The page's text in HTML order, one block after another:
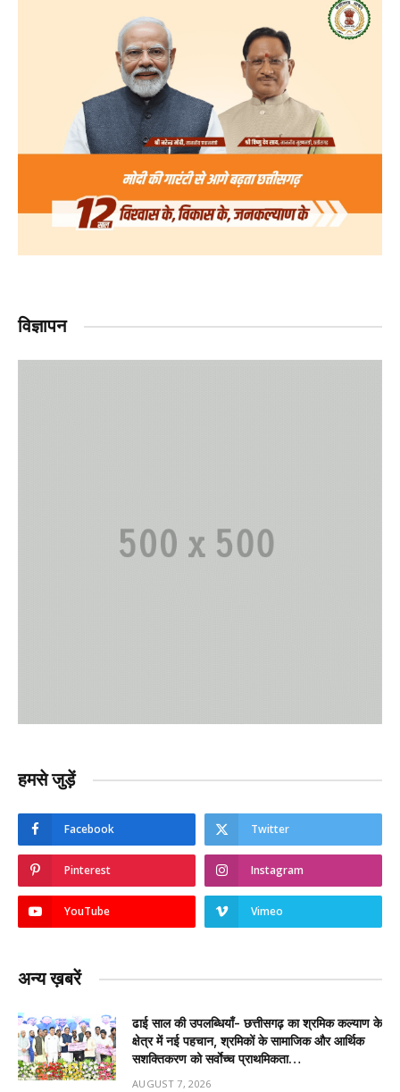
विज्ञापन
हमसे जुड़ें
Facebook Twitter
Pinterest Instagram
YouTube Vimeo
अन्य ख़बरें
ढाई साल की उपलब्धियाँ- छत्तीसगढ़ का श्रमिक कल्याण के
क्षेत्र में नई पहचान, श्रमिकों के सामाजिक और आर्थिक
सशक्तिकरण को सर्वाेच्च प्राथमिकता…
AUGUST 7, 2026